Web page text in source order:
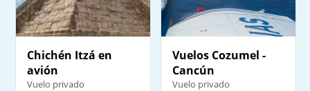
Chichén Itzá en
avión
Vuelo privado
Vuelos Cozumel -
Cancún
Vuelo privado